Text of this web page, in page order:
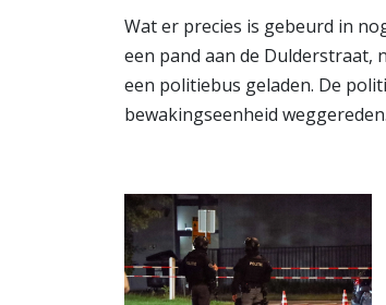
Wat er precies is gebeurd in
een pand aan de Dulderstraat,
een politiebus geladen. De
bewakingseenheid weggereden.